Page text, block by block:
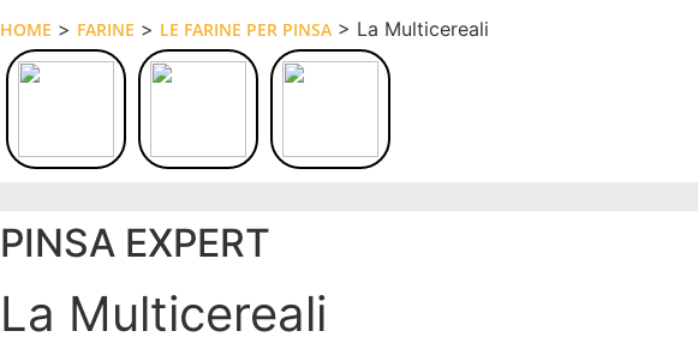
HOME > FARINE > LE FARINE PER PINSA > La Multicereali
PINSA EXPERT
La Multicereali